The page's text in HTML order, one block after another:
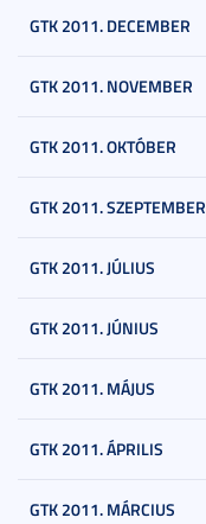
GTK 2011. DECEMBER
GTK 2011. NOVEMBER
GTK 2011. OKTÓBER
GTK 2011. SZEPTEMBER
GTK 2011. JÚLIUS
GTK 2011. JÚNIUS
GTK 2011. MÁJUS
GTK 2011. ÁPRILIS
GTK 2011. MÁRCIUS